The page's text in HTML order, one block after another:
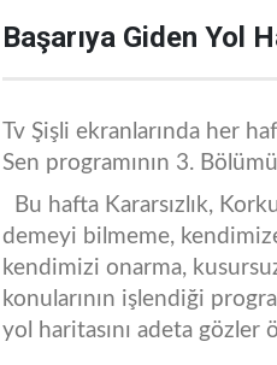
Başarıya Giden Yol
Tv Şişli ekranlarında her
Sen programının 3.
Bu hafta Kararsızlık,
demeyi bilmeme,
kendimizi onarma,
konularının işlendiği
yol haritasını adeta gözler